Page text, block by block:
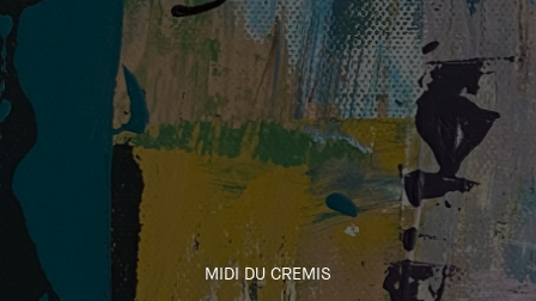
MIDI DU CREMIS